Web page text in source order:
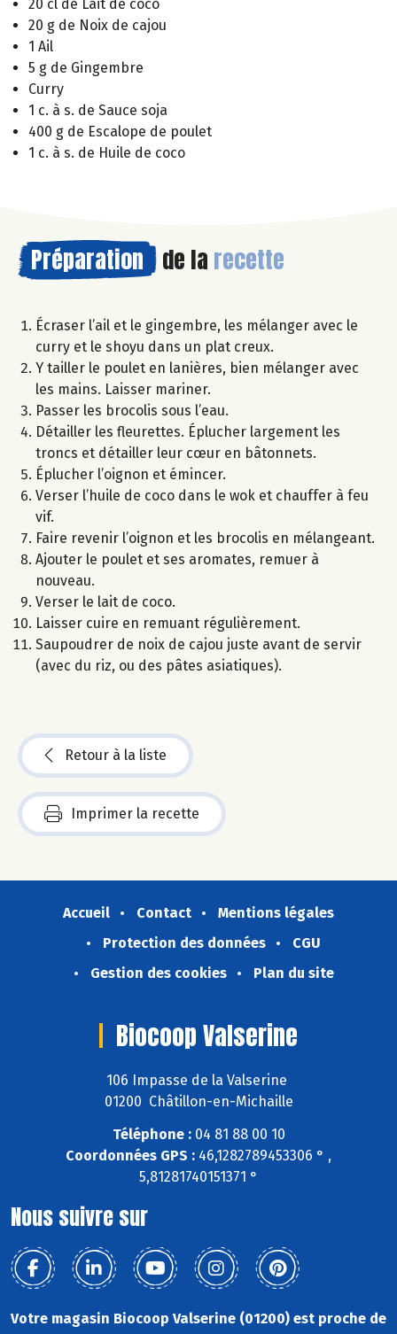
20 cl de Lait de coco
20 g de Noix de cajou
1 Ail
5 g de Gingembre
Curry
1 c. à s. de Sauce soja
400 g de Escalope de poulet
1 c. à s. de Huile de coco
Préparation de la recette
Écraser l’ail et le gingembre, les mélanger avec le
curry et le shoyu dans un plat creux.
Y tailler le poulet en lanières, bien mélanger avec
les mains. Laisser mariner.
Passer les brocolis sous l’eau.
Détailler les fleurettes. Éplucher largement les
troncs et détailler leur cœur en bâtonnets.
Éplucher l’oignon et émincer.
Verser l’huile de coco dans le wok et chauffer à feu
vif.
Faire revenir l’oignon et les brocolis en mélangeant.
Ajouter le poulet et ses aromates, remuer à
nouveau.
Verser le lait de coco.
Laisser cuire en remuant régulièrement.
Saupoudrer de noix de cajou juste avant de servir
(avec du riz, ou des pâtes asiatiques).
Retour à la liste
Imprimer la recette
Accueil Contact
Mentions légales
Protection des données
CGU
Gestion des cookies
Plan du site
Biocoop Valserine
106 Impasse de la Valserine
01200 Châtillon-en-Michaille
Téléphone :04 81 88 00 10
Coordonnées GPS : 46,1282789453306 ° ,
5,81281740151371 °
Nous suivre sur
Votre magasin Biocoop Valserine (01200) est proche de